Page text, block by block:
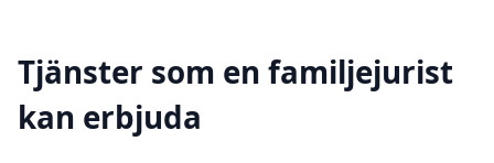
Tjänster som en familjejurist
kan erbjuda